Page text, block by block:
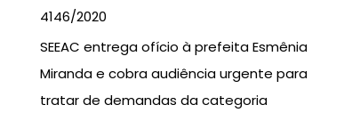
4146/2020
SEEAC entrega ofício à prefeita Esmênia
Miranda e cobra audiência urgente para
tratar de demandas da categoria